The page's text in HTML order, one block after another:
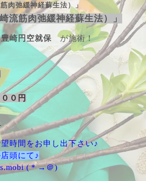
肉弛緩神経蘇生法）」
流筋肉弛緩神経蘇生法）」
豊崎円空就保 が施術！
０円
時間をお申し出下さい♪
頭にて♪
(＊→＠)